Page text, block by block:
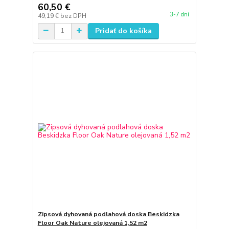
60,50 €
49,19 € bez DPH 3-7 dní
Pridať do košíka
Zipsová dyhovaná podlahová doska Beskidzka
Floor Oak Nature olejovaná 1,52 m2